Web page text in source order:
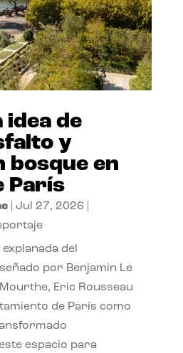
idea de
y
bosque en
París
| Jul 27, 2026
del
por Benjamin Le
Eric Rousseau
de París como
espacio para